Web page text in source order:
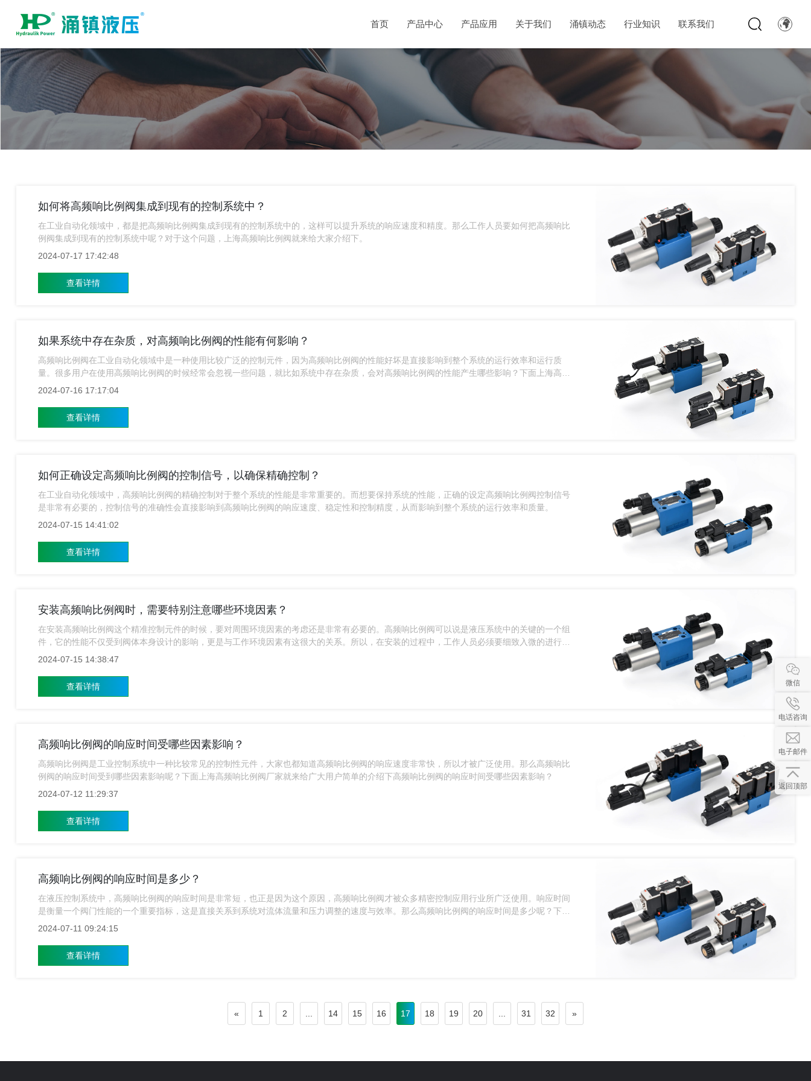
首页 产品中心 产品应用 关于我们 涌镇动态 行业知识 联系我们
如何将高频响比例阀集成到现有的控制系统中？
在工业自动化领域中，都是把高频响比例阀集成到现有的控制系统中的，这样可以提升系统的响应速度和精度。那么工作人员要如何把高频响比
例阀集成到现有的控制系统中呢？对于这个问题，上海高频响比例阀就来给大家介绍下。
2024-07-17 17:42:48
查看详情
如果系统中存在杂质，对高频响比例阀的性能有何影响？
高频响比例阀在工业自动化领域中是一种使用比较广泛的控制元件，因为高频响比例阀的性能好坏是直接影响到整个系统的运行效率和运行质
量。很多用户在使用高频响比例阀的时候经常会忽视一些问题，就比如系统中存在杂质，会对高频响比例阀的性能产生哪些影响？下面上海高频
响比例阀的小编就来给大家简单的介绍一下。
2024-07-16 17:17:04
查看详情
如何正确设定高频响比例阀的控制信号，以确保精确控制？
在工业自动化领域中，高频响比例阀的精确控制对于整个系统的性能是非常重要的。而想要保持系统的性能，正确的设定高频响比例阀控制信号
是非常有必要的，控制信号的准确性会直接影响到高频响比例阀的响应速度、稳定性和控制精度，从而影响到整个系统的运行效率和质量。
2024-07-15 14:41:02
查看详情
安装高频响比例阀时，需要特别注意哪些环境因素？
在安装高频响比例阀这个精准控制元件的时候，要对周围环境因素的考虑还是非常有必要的。高频响比例阀可以说是液压系统中的关键的一个组
件，它的性能不仅受到阀体本身设计的影响，更是与工作环境因素有这很大的关系。所以，在安装的过程中，工作人员必须要细致入微的进行评
估工作环境因素，从而来保证阀门的正常运行和长期稳定性。在安装高频响比例阀时，需要特别注意哪些环境因素？对于这个问题，上海高频响
2024-07-15 14:38:47
查看详情
高频响比例阀的响应时间受哪些因素影响？
高频响比例阀是工业控制系统中一种比较常见的控制性元件，大家也都知道高频响比例阀的响应速度非常快，所以才被广泛使用。那么高频响比
例阀的响应时间受到哪些因素影响呢？下面上海高频响比例阀厂家就来给广大用户简单的介绍下高频响比例阀的响应时间受哪些因素影响？
2024-07-12 11:29:37
查看详情
高频响比例阀的响应时间是多少？
在液压控制系统中，高频响比例阀的响应时间是非常短，也正是因为这个原因，高频响比例阀才被众多精密控制应用行业所广泛使用。响应时间
是衡量一个阀门性能的一个重要指标，这是直接关系到系统对流体流量和压力调整的速度与效率。那么高频响比例阀的响应时间是多少呢？下面
上海高频响比例阀的小编就来给大家介绍一下这方面的内容。
2024-07-11 09:24:15
查看详情
« 1 2 14 15 16 17 18 19 20 31 32 »
微信
电话咨询
电子邮件
返回顶部